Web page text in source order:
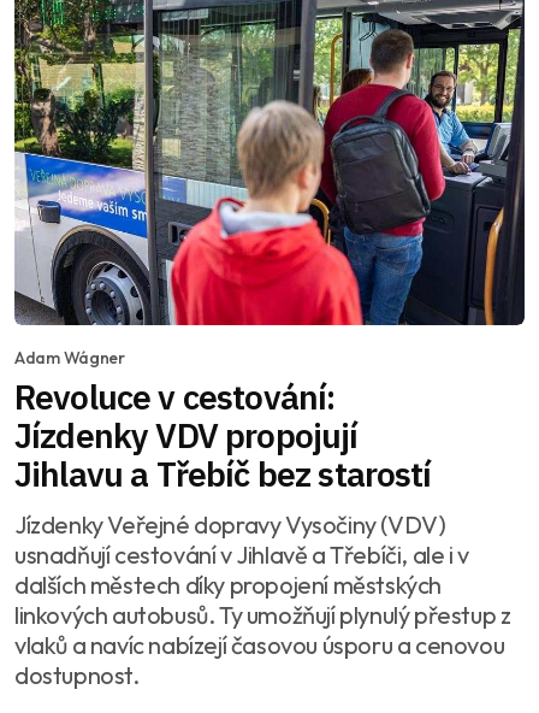
Adam Wágner
Revoluce v cestování:
Jízdenky VDV propojují
Jihlavu a Třebíč bez starostí
Jízdenky Veřejné dopravy Vysočiny (VDV)
usnadňují cestování v Jihlavě a Třebíči, ale i v
dalších městech díky propojení městských
linkových autobusů. Ty umožňují plynulý přestup z
vlaků a navíc nabízejí časovou úsporu a cenovou
dostupnost.